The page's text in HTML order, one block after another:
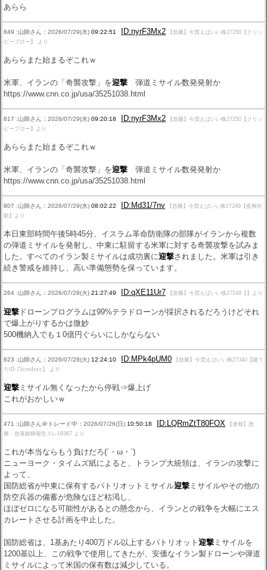
あらら
849 :山師さん：2026/07/29(水) 09:22:51 ID:nyrF3Mx2
【急騰】今買えばいい株27250【クリッ
ピーブロー】 より
あららまた始まるぞこれｗ
米軍、イランの「奇襲攻撃」を迎撃 弾道ミサイル数発発射か
https://www.cnn.co.jp/usa/35251038.html
817 :山師さん：2026/07/29(水) 09:20:18 ID:nyrF3Mx2
【急騰】今買えばいい株27250【クリッ
ピーブロー】より
あららまた始まるぞこれｗ
米軍、イランの「奇襲攻撃」を迎撃 弾道ミサイル数発発射か
https://www.cnn.co.jp/usa/35251038.html
807 :山師さん：2026/07/29(水) 08:02:22 ID:Md31/7nv
【急騰】今買えばいい株27249【復興祈
願】より
本日東部時間午後5時45分、イスラム革命防衛隊の部隊がイランから複数
の弾道ミサイルを発射し、中東に駐留する米軍に対する奇襲攻撃を試みま
した。すべてのイラン製ミサイルは成功裏に迎撃されました。米軍は引き
続き警戒を維持し、高い準備態勢を保っています。
264 :山師さん：2026/07/28(火) 21:27:49 ID:qXE11Ur7 【急騰】今買えばいい株27248【】より
迎撃 ドローンプログラムは99%テラドローンが採択されるだろうけどそれ
で爆上がりするかは微妙
500機納入でも１0億円ぐらいにしかならない
623 :山師さん：2026/07/28(火) 12:24:10 ID:MPk4pUM0
【急騰】今買えばいい株27340【建て
ろID:71cm4xzc】 より
迎撃 ミサイル無くなったから停戦⇒爆上げ
これがおかしいｗ
471 :山師さん＠トレード中：2026/07/26(日) 10:50:18 ID:LQRmZtT80FOX
【速報】急
騰・急落銘柄報告スレ19367 より
これが本当ならもう負けだろ(´・ω・`)
ニューヨーク・タイムズ紙によると、トランプ大統領は、イランの攻撃に
よって、
国防総省が中東に保有するパトリオットミサイル迎撃 ミサイルやその他の
防空兵器の備蓄が危険なほど枯渇し、
ほぼゼロになる可能性があるとの懸念から、イランとの戦争を大幅にエス
カレートさせる計画を中止した。
国防総省は、1基あたり400万ドル以上するパトリオット 迎撃 ミサイルを
1200基以上、この戦争で使用してきたが、安価なイラン製ドローンや弾道
ミサイルによって米国の保有数は減少している。